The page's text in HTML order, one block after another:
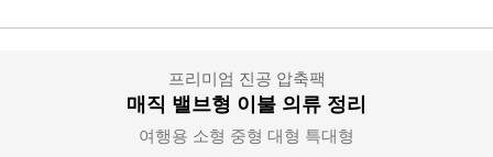
프리미엄 진공 압축팩
매직 밸브형 이불 의류 정리
여행용 소형 중형 대형 특대형